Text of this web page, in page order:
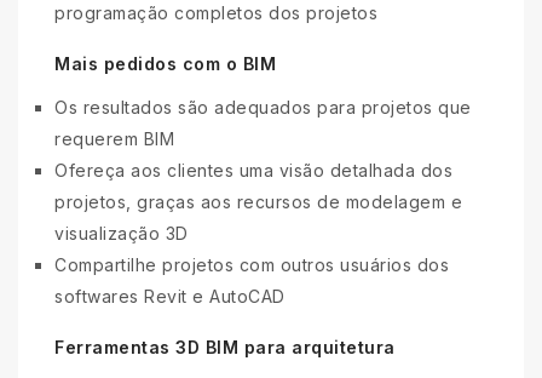
programação completos dos projetos
Mais pedidos com o BIM
Os resultados são adequados para projetos que
requerem BIM
Ofereça aos clientes uma visão detalhada dos
projetos, graças aos recursos de modelagem e
visualização 3D
Compartilhe projetos com outros usuários dos
softwares Revit e AutoCAD
Ferramentas 3D BIM para arquitetura